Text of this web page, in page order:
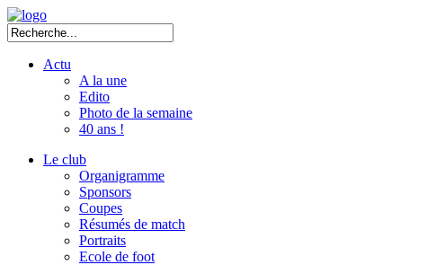
Actu
A la une
Edito
Photo de la semaine
40 ans !
Le club
Organigramme
Sponsors
Coupes
Résumés de match
Portraits
Ecole de foot